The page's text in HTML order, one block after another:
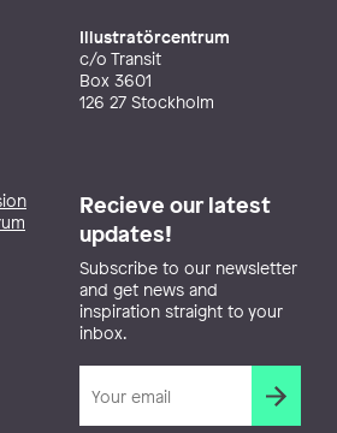
Illustratörcentrum
c/o Transit
Box 3601
126 27 Stockholm
Recieve our latest
updates!
Subscribe to our newsletter
and get news and
inspiration straight to your
inbox.